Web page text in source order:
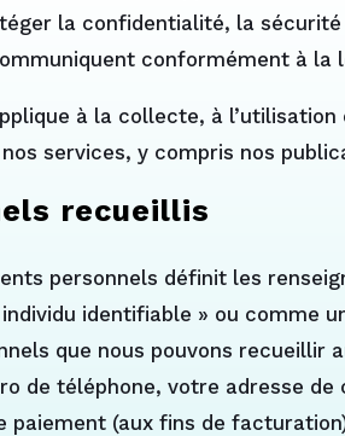
la confidentialité, la
conformément à la
à la collecte, à
services, y compris nos
recueillis
personnels définit les
identifiable » ou comme
que nous pouvons recueillir
de téléphone, votre adresse
(aux fins de